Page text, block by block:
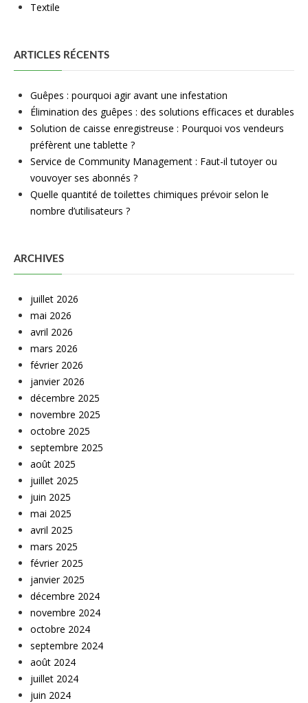
Textile
ARTICLES RÉCENTS
Guêpes : pourquoi agir avant une infestation
Élimination des guêpes : des solutions efficaces et durables
Solution de caisse enregistreuse : Pourquoi vos vendeurs
préfèrent une tablette ?
Service de Community Management : Faut-il tutoyer ou
vouvoyer ses abonnés ?
Quelle quantité de toilettes chimiques prévoir selon le
nombre d’utilisateurs ?
ARCHIVES
juillet 2026
mai 2026
avril 2026
mars 2026
février 2026
janvier 2026
décembre 2025
novembre 2025
octobre 2025
septembre 2025
août 2025
juillet 2025
juin 2025
mai 2025
avril 2025
mars 2025
février 2025
janvier 2025
décembre 2024
novembre 2024
octobre 2024
septembre 2024
août 2024
juillet 2024
juin 2024